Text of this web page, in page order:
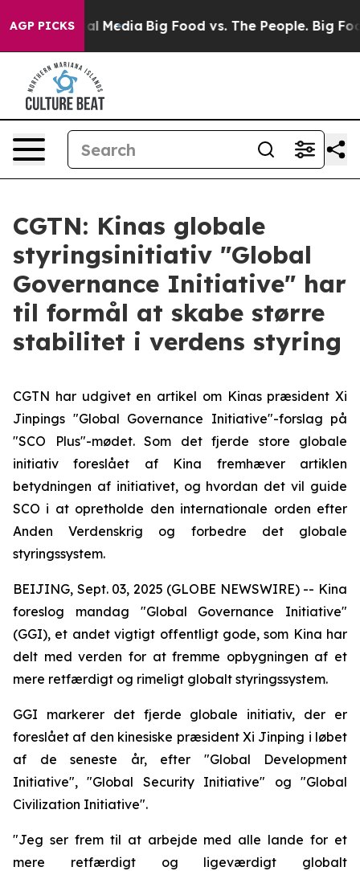
AGP PICKS
Social Media Big Food vs. The People. Big
CGTN: Kinas globale
styringsinitiativ "Global
Governance Initiative" har
til formål at skabe større
stabilitet i verdens styring
CGTN har udgivet en artikel om Kinas præsident Xi
Jinpings "Global Governance Initiative"-forslag på
"SCO Plus"-mødet. Som det fjerde store globale
initiativ foreslået af Kina fremhæver artiklen
betydningen af initiativet, og hvordan det vil guide
SCO i at opretholde den internationale orden efter
Anden Verdenskrig og forbedre det globale
styringssystem.
BEIJING, Sept. 03, 2025 (GLOBE NEWSWIRE) -- Kina
foreslog mandag "Global Governance Initiative"
(GGI), et andet vigtigt offentligt gode, som Kina har
delt med verden for at fremme opbygningen af et
mere retfærdigt og rimeligt globalt styringssystem.
GGI markerer det fjerde globale initiativ, der er
foreslået af den kinesiske præsident Xi Jinping i løbet
af de seneste år, efter "Global Development
Initiative", "Global Security Initiative" og "Global
Civilization Initiative".
"Jeg ser frem til at arbejde med alle lande for et
mere retfærdigt og ligeværdigt globalt